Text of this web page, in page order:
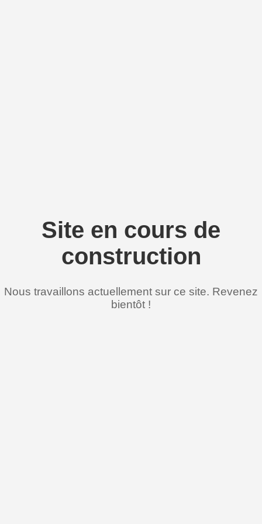
Site en cours de
construction
Nous travaillons actuellement sur ce site. Revenez
bientôt !